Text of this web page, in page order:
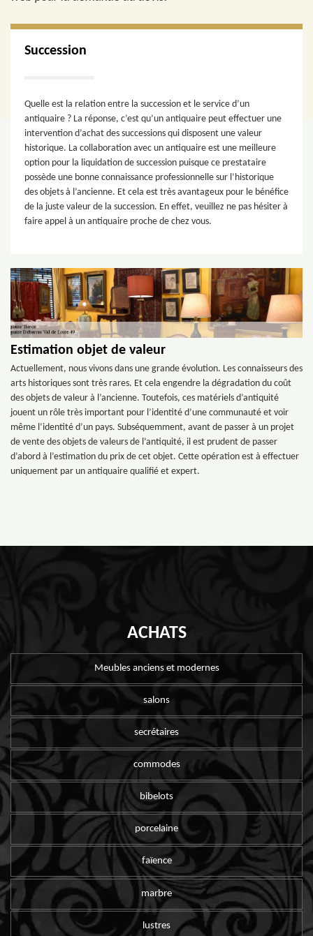
Succession
Quelle est la relation entre la succession et le service d’un
antiquaire ? La réponse, c’est qu’un antiquaire peut effectuer une
intervention d’achat des successions qui disposent une valeur
historique. La collaboration avec un antiquaire est une meilleure
option pour la liquidation de succession puisque ce prestataire
possède une bonne connaissance professionnelle sur l’historique
des objets à l’ancienne. Et cela est très avantageux pour le bénéfice
de la juste valeur de la succession. En effet, veuillez ne pas hésiter à
faire appel à un antiquaire proche de chez vous.
Estimation objet de valeur
Actuellement, nous vivons dans une grande évolution. Les connaisseurs des
arts historiques sont très rares. Et cela engendre la dégradation du coût
des objets de valeur à l’ancienne. Toutefois, ces matériels d’antiquité
jouent un rôle très important pour l’identité d’une communauté et voir
même l’identité d’un pays. Subséquemment, avant de passer à un projet
de vente des objets de valeurs de l’antiquité, il est prudent de passer
d’abord à l’estimation du prix de cet objet. Cette opération est à effectuer
uniquement par un antiquaire qualifié et expert.
ACHATS
Meubles anciens et modernes
salons
secrétaires
commodes
bibelots
porcelaine
faïence
marbre
lustres